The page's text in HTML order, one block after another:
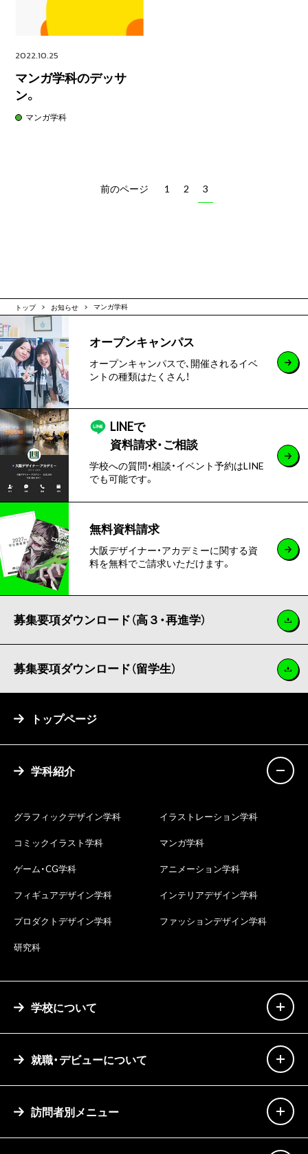
2022.10.25
マンガ学科のデッサ
ン。
マンガ学科
前のページ 1 2 3
トップ お知らせ マンガ学科
オープンキャンパス
オープンキャンパスで､開催されるイベ
ントの種類はたくさん！
LINEで
資料請求・ご相談
学校への質問・相談・イベント予約はLINE
でも可能です。
無料資料請求
大阪デザイナー・アカデミーに関する資
料を無料でご請求いただけます。
募集要項ダウンロード（高３・再進学）
募集要項ダウンロード（留学生）
トップページ
学科紹介
グラフィックデザイン学科
イラストレーション学科
コミックイラスト学科
マンガ学科
ゲーム・CG学科
アニメーション学科
フィギュアデザイン学科
インテリアデザイン学科
プロダクトデザイン学科
ファッションデザイン学科
研究科
学校について
就職・デビューについて
訪問者別メニュー